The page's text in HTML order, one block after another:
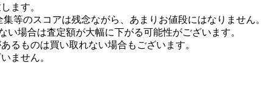
ます。
等のスコアは残念ながら、あまりお値段にはなりません。
場合は査定額が大幅に下がる可能性がございます。
るものは買い取れない場合もございます。
ません。